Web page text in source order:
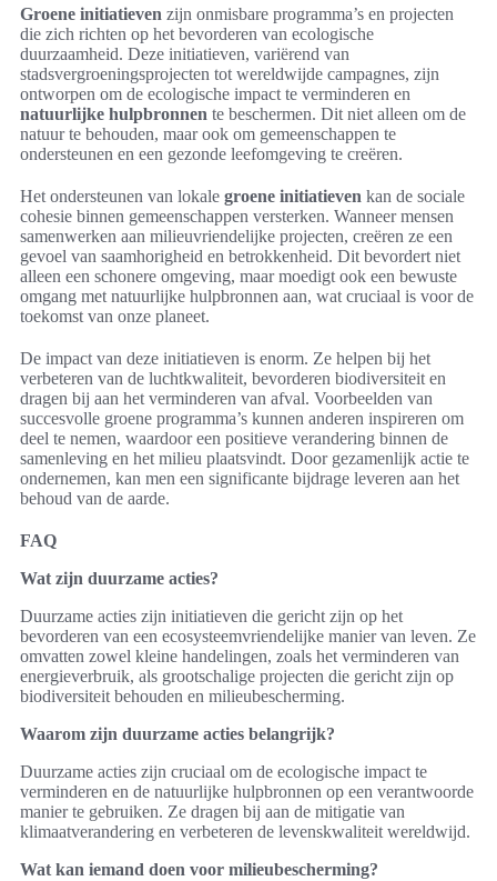
Groene initiatieven zijn onmisbare programma’s en projecten
die zich richten op het bevorderen van ecologische
duurzaamheid. Deze initiatieven, variërend van
stadsvergroeningsprojecten tot wereldwijde campagnes, zijn
ontworpen om de ecologische impact te verminderen en
natuurlijke hulpbronnen te beschermen. Dit niet alleen om de
natuur te behouden, maar ook om gemeenschappen te
ondersteunen en een gezonde leefomgeving te creëren.
Het ondersteunen van lokale groene initiatieven kan de sociale
cohesie binnen gemeenschappen versterken. Wanneer mensen
samenwerken aan milieuvriendelijke projecten, creëren ze een
gevoel van saamhorigheid en betrokkenheid. Dit bevordert niet
alleen een schonere omgeving, maar moedigt ook een bewuste
omgang met natuurlijke hulpbronnen aan, wat cruciaal is voor de
toekomst van onze planeet.
De impact van deze initiatieven is enorm. Ze helpen bij het
verbeteren van de luchtkwaliteit, bevorderen biodiversiteit en
dragen bij aan het verminderen van afval. Voorbeelden van
succesvolle groene programma’s kunnen anderen inspireren om
deel te nemen, waardoor een positieve verandering binnen de
samenleving en het milieu plaatsvindt. Door gezamenlijk actie te
ondernemen, kan men een significante bijdrage leveren aan het
behoud van de aarde.
FAQ
Wat zijn duurzame acties?
Duurzame acties zijn initiatieven die gericht zijn op het
bevorderen van een ecosysteemvriendelijke manier van leven. Ze
omvatten zowel kleine handelingen, zoals het verminderen van
energieverbruik, als grootschalige projecten die gericht zijn op
biodiversiteit behouden en milieubescherming.
Waarom zijn duurzame acties belangrijk?
Duurzame acties zijn cruciaal om de ecologische impact te
verminderen en de natuurlijke hulpbronnen op een verantwoorde
manier te gebruiken. Ze dragen bij aan de mitigatie van
klimaatverandering en verbeteren de levenskwaliteit wereldwijd.
Wat kan iemand doen voor milieubescherming?